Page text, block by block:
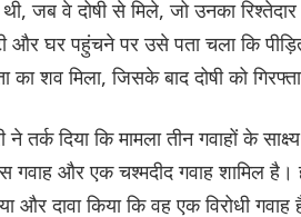
जब वे दोषी से मिले, जो उनका
घर पहुंचने पर उसे पता चला कि
शव मिला, जिसके बाद दोषी को
तर्क दिया कि मामला तीन गवाहों के
और एक चश्मदीद गवाह शामिल है।
और दावा किया कि वह एक विरोधी गवाह